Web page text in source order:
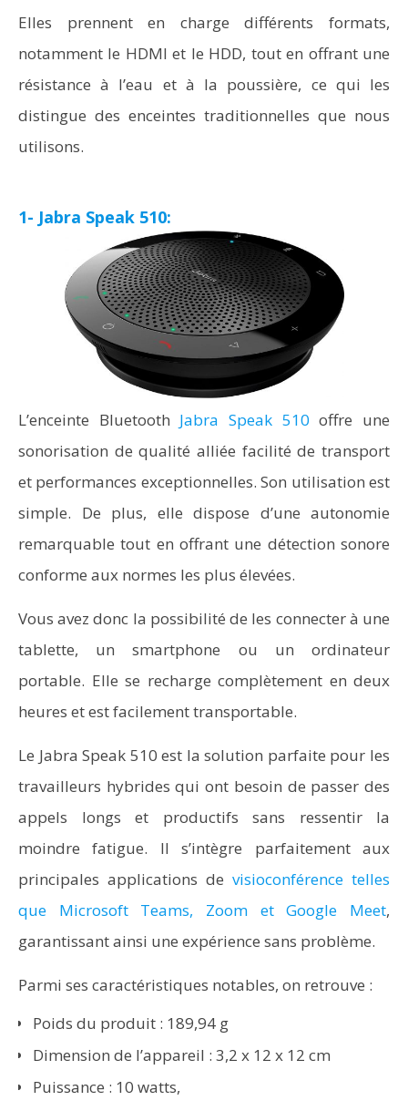
Elles prennent en charge différents formats,
notamment le HDMI et le HDD, tout en offrant une
résistance à l’eau et à la poussière, ce qui les
distingue des enceintes traditionnelles que nous
utilisons.
1- Jabra Speak 510:
L’enceinte Bluetooth Jabra Speak 510 offre une
sonorisation de qualité alliée facilité de transport
et performances exceptionnelles. Son utilisation est
simple. De plus, elle dispose d’une autonomie
remarquable tout en offrant une détection sonore
conforme aux normes les plus élevées.
Vous avez donc la possibilité de les connecter à une
tablette, un smartphone ou un ordinateur
portable. Elle se recharge complètement en deux
heures et est facilement transportable.
Le Jabra Speak 510 est la solution parfaite pour les
travailleurs hybrides qui ont besoin de passer des
appels longs et productifs sans ressentir la
moindre fatigue. Il s’intègre parfaitement aux
principales applications de visioconférence telles
que Microsoft Teams, Zoom et Google Meet,
garantissant ainsi une expérience sans problème.
Parmi ses caractéristiques notables, on retrouve :
Poids du produit : 189,94 g
Dimension de l’appareil : 3,2 x 12 x 12 cm
Puissance : 10 watts,